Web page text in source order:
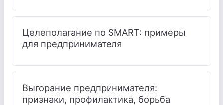
Целеполагание по SMART: примеры
для предпринимателя
Выгорание предпринимателя:
признаки, профилактика, борьба